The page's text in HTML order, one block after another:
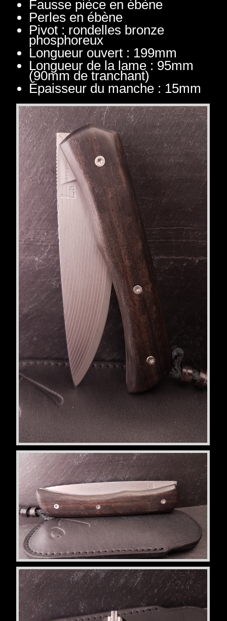
Fausse pièce en ébène
Perles en ébène
Pivot : rondelles bronze
phosphoreux
Longueur ouvert : 199mm
Longueur de la lame : 95mm
(90mm de tranchant)
Épaisseur du manche : 15mm